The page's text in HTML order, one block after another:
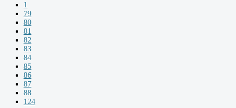
1
79
80
81
82
83
84
85
86
87
88
124